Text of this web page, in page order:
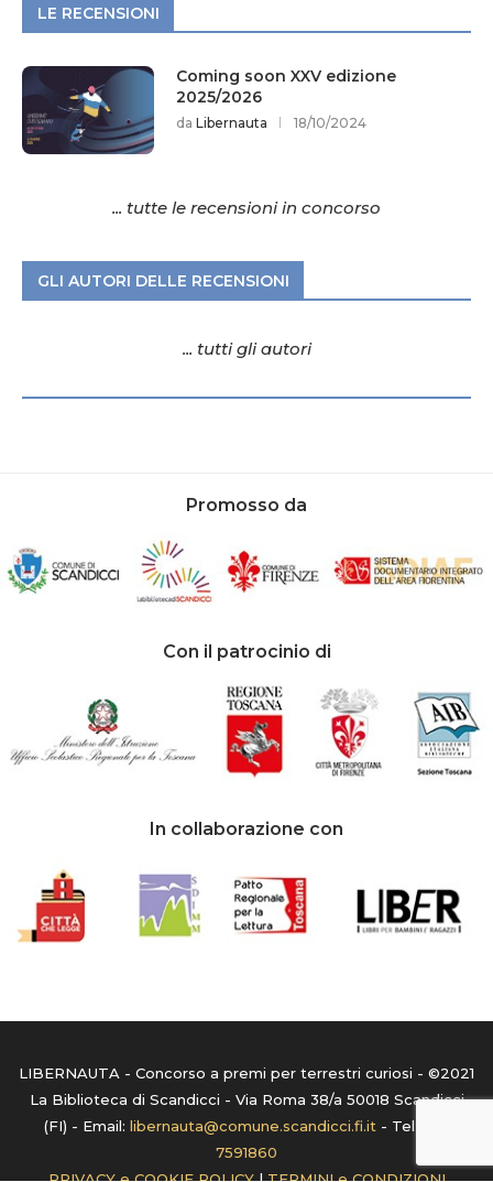
LE RECENSIONI
Coming soon XXV edizione
2025/2026
da Libernauta 18/10/2024
... tutte le recensioni in concorso
GLI AUTORI DELLE RECENSIONI
... tutti gli autori
Promosso da
Con il patrocinio di
In collaborazione con
LIBERNAUTA - Concorso a premi per terrestri curiosi - ©2021
La Biblioteca di Scandicci - Via Roma 38/a 50018 Scandicci
(FI) - Email: libernauta@comune.scandicci.fi.it - Tel:
7591860